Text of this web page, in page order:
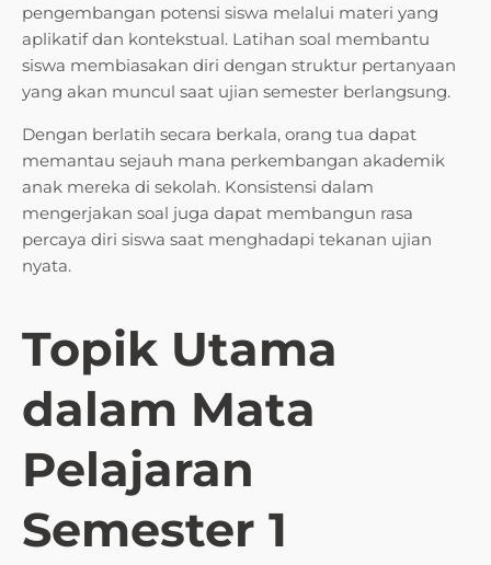
pengembangan potensi siswa melalui materi yang
aplikatif dan kontekstual. Latihan soal membantu
siswa membiasakan diri dengan struktur pertanyaan
yang akan muncul saat ujian semester berlangsung.
Dengan berlatih secara berkala, orang tua dapat
memantau sejauh mana perkembangan akademik
anak mereka di sekolah. Konsistensi dalam
mengerjakan soal juga dapat membangun rasa
percaya diri siswa saat menghadapi tekanan ujian
nyata.
Topik Utama
dalam Mata
Pelajaran
Semester 1